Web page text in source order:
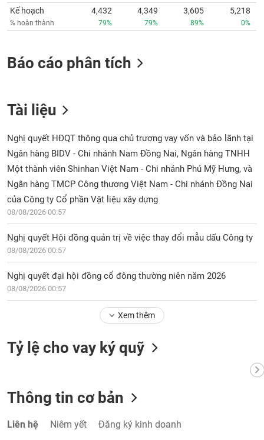
Kế hoạch
% hoàn thành
4,432
79%
4,349
79%
3,605
89%
5,218
0%
Báo cáo phân tích
Tài liệu
Nghị quyết HĐQT thông qua chủ trương vay vốn và bảo lãnh tại
Ngân hàng BIDV - Chi nhánh Nam Đồng Nai, Ngân hàng TNHH
Một thành viên Shinhan Việt Nam - Chi nhánh Phú Mỹ Hưng, và
Ngân hàng TMCP Công thương Việt Nam - Chi nhánh Đồng Nai
của Công ty Cổ phần Vật liệu xây dựng
08/08/2026 00:57
Nghị quyết Hội đồng quản trị về việc thay đổi mẫu dấu Công ty
08/08/2026 00:57
Nghị quyết đại hội đồng cổ đông thường niên năm 2026
08/08/2026 00:57
Xem thêm
Tỷ lệ cho vay ký quỹ
Thông tin cơ bản
Liên hệ Niêm yết Đăng ký kinh doanh